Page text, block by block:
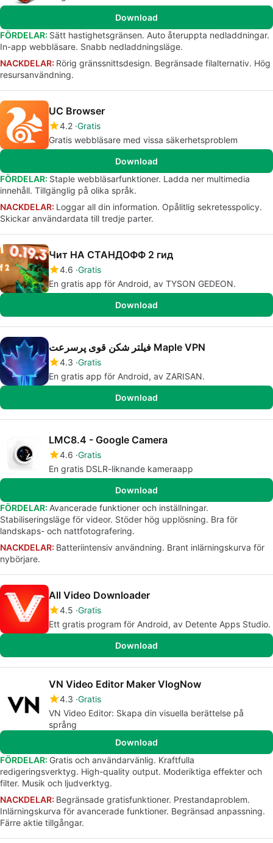
Download
FÖRDELAR: Sätt hastighetsgränsen. Auto återuppta nedladdningar.
In-app webbläsare. Snabb nedladdningsläge.
NACKDELAR: Rörig gränssnittsdesign. Begränsade filalternativ. Hög
resursanvändning.
UC Browser
4.2 Gratis
Gratis webbläsare med vissa säkerhetsproblem
Download
FÖRDELAR: Staple webbläsarfunktioner. Ladda ner multimedia
innehåll. Tillgänglig på olika språk.
NACKDELAR: Loggar all din information. Opålitlig sekretesspolicy.
Skickar användardata till tredje parter.
Чит НА СТАНДОФФ 2 гид
4.6 Gratis
En gratis app för Android, av TYSON GEDEON.
Download
فیلتر شکن قوی پرسرعت Maple VPN
4.3 Gratis
En gratis app för Android, av ZARISAN.
Download
LMC8.4 - Google Camera
4.6 Gratis
En gratis DSLR-liknande kameraapp
Download
FÖRDELAR: Avancerade funktioner och inställningar.
Stabiliseringsläge för videor. Stöder hög upplösning. Bra för
landskaps- och nattfotografering.
NACKDELAR: Batteriintensiv användning. Brant inlärningskurva för
nybörjare.
All Video Downloader
4.5 Gratis
Ett gratis program för Android, av Detente Apps Studio.
Download
VN Video Editor Maker VlogNow
4.3 Gratis
VN Video Editor: Skapa din visuella berättelse på
språng
Download
FÖRDELAR: Gratis och användarvänlig. Kraftfulla
redigeringsverktyg. High-quality output. Moderiktiga effekter och
filter. Musik och ljudverktyg.
NACKDELAR: Begränsade gratisfunktioner. Prestandaproblem.
Inlärningskurva för avancerade funktioner. Begränsad anpassning.
Färre aktie tillgångar.